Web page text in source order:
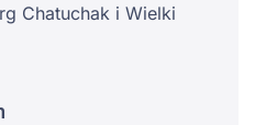
Chatuchak i Wielki